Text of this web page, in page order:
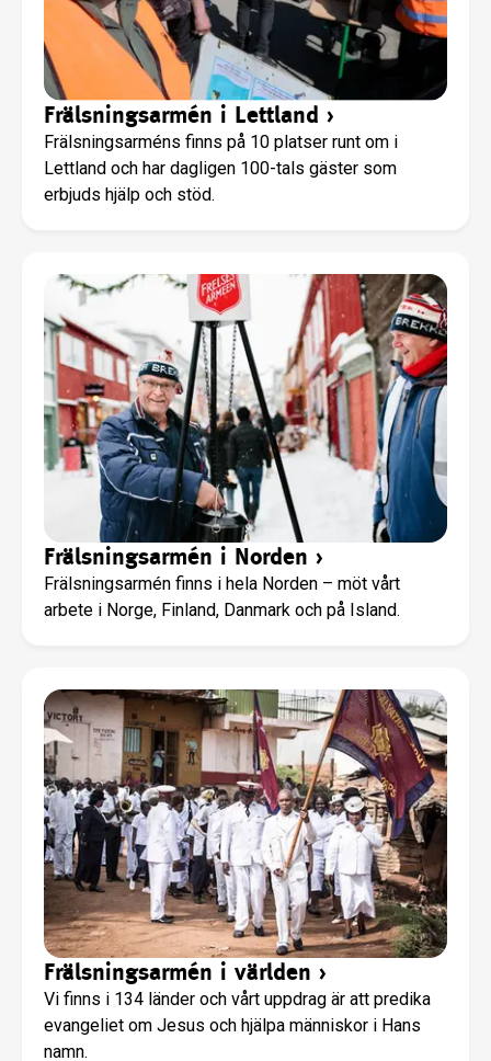
Frälsningsarmén i Lettland ›
Frälsningsarméns finns på 10 platser runt om i
Lettland och har dagligen 100-tals gäster som
erbjuds hjälp och stöd.
Frälsningsarmén i Norden ›
Frälsningsarmén finns i hela Norden – möt vårt
arbete i Norge, Finland, Danmark och på Island.
Frälsningsarmén i världen ›
Vi finns i 134 länder och vårt uppdrag är att predika
evangeliet om Jesus och hjälpa människor i Hans
namn.